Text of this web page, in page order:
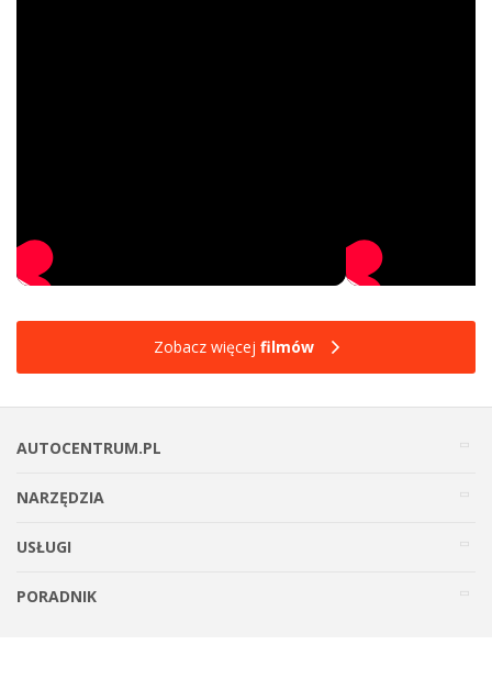
Zobacz więcej filmów
AUTOCENTRUM.PL
NARZĘDZIA
USŁUGI
PORADNIK